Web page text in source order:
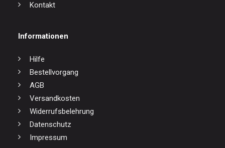
Kontakt
Informationen
Hilfe
Bestellvorgang
AGB
Versandkosten
Widerrufsbelehrung
Datenschutz
Impressum